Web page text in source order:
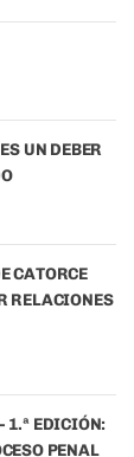
UN DEBER
CATORCE
RELACIONES
1.ª EDICIÓN:
PENAL